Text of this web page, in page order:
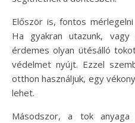
Először is, fontos
Ha gyakran utazunk,
érdemes olyan ütésálló
védelmet nyújt. Ezzel
otthon használjuk, egy
lehet.
Másodszor, a tok